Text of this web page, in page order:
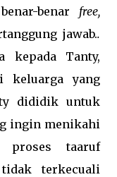
benar free,
jawab..
kepada Tanty,
keluarga yang
dididik untuk
ingin menikahi
proses taaruf
terkecuali